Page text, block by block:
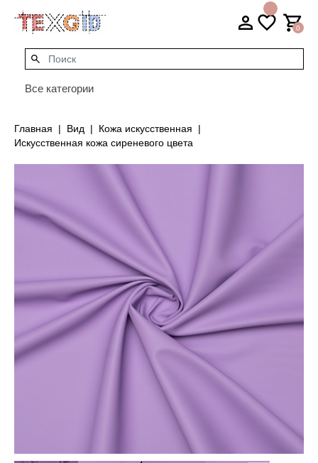
0
Все категории
Главная Вид
Кожа искусственная
Искусственная кожа сиреневого цвета